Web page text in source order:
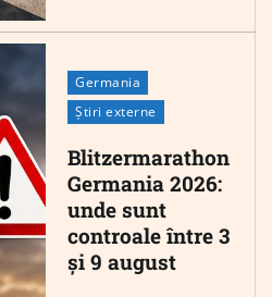
Germania
Știri externe
Blitzermarathon
Germania 2026:
unde sunt
controale între 3
și 9 august